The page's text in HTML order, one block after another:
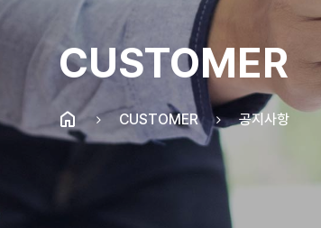
CUSTOMER
CUSTOMER 공지사항